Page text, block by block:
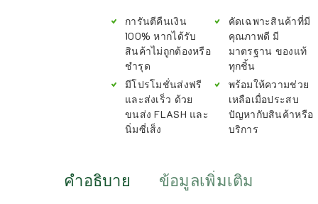
การันตีคืนเงิน
100% หากได้รับ
สินค้าไม่ถูกต้องหรือ
ชำรุด
มีโปรโมชั่นส่งฟรี
และส่งเร็ว ด้วย
ขนส่ง FLASH และ
นิ่มซี่เส็ง
คัดเฉพาะสินค้าที่มี
คุณภาพดี มี
มาตรฐาน ของแท้
ทุกชิ้น
พร้อมให้ความช่วย
เหลือเมื่อประสบ
ปัญหากับสินค้าหรือ
บริการ
คำอธิบาย ข้อมูลเพิ่มเติม